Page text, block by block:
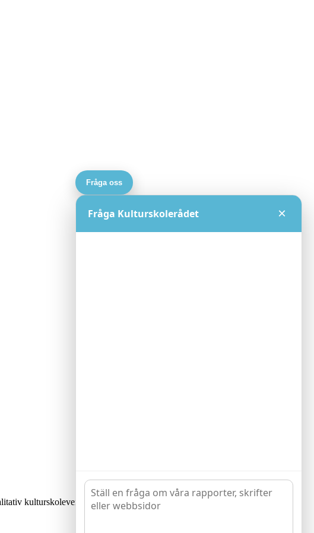
kulturskoleverksamhet. Rådets vision är att alla barn och unga har
Fråga oss
Fråga Kulturskolerådet ×